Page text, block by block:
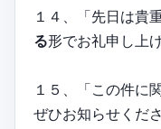
１４、「先日は貴
る形でお礼申し上
１５、「この件に
ぜひお知らせくだ